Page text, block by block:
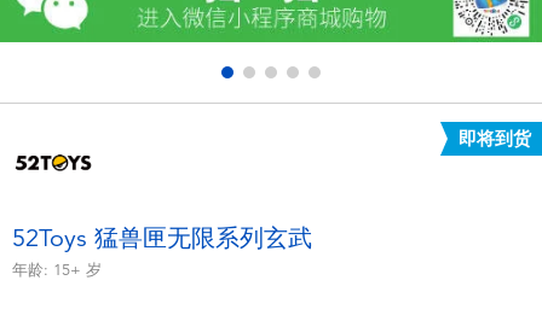
户外及运动产品
模仿，化妆及造型系列
毛绒公仔玩具
即将到货
52Toys 猛兽匣无限系列玄武
年龄: 15+ 岁